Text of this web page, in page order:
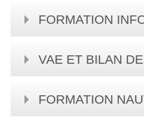
FORMATION
VAE ET BILAN
FORMATION